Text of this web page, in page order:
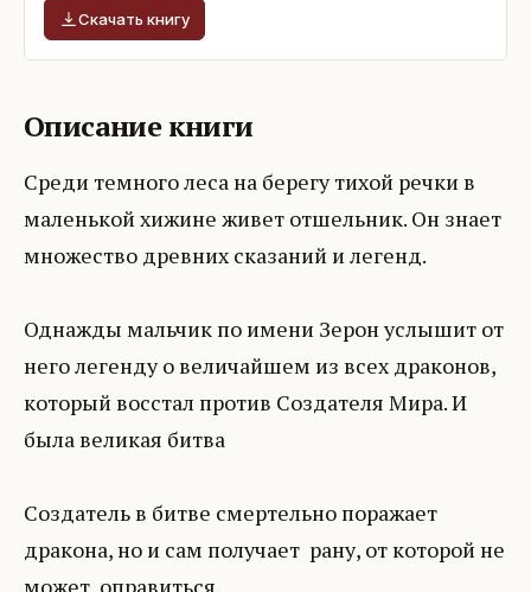
Скачать книгу
Описание книги
Среди темного леса на берегу тихой речки в
маленькой хижине живет отшельник. Он знает
множество древних сказаний и легенд.
Однажды мальчик по имени Зерон услышит от
него легенду о величайшем из всех драконов,
который восстал против Создателя Мира. И
была великая битва
Создатель в битве смертельно поражает
дракона, но и сам получает рану, от которой не